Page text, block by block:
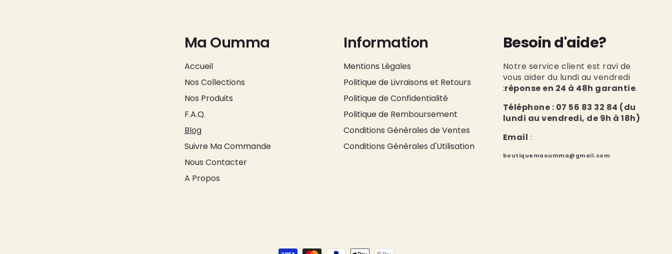
Ma Oumma
Accueil
Nos Collections
Nos Produits
F.A.Q.
Blog
Suivre Ma Commande
Nous Contacter
A Propos
Information
Mentions Légales
Politique de Livraisons et Retours
Politique de Confidentialité
Politique de Remboursement
Conditions Générales de Ventes
Conditions Générales d'Utilisation
Besoin d'aide?
Notre service client est ravi de
vous aider du lundi au vendredi
:réponse en 24 à 48h garantie.
Téléphone : 07 56 83 32 84 (du
lundi au vendredi, de 9h à 18h)
Email :
boutiquemaoumma@gmail.com